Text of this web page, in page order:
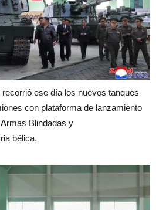
ese día los nuevos tanques
con plataforma de lanzamiento
Blindadas y
bélica.